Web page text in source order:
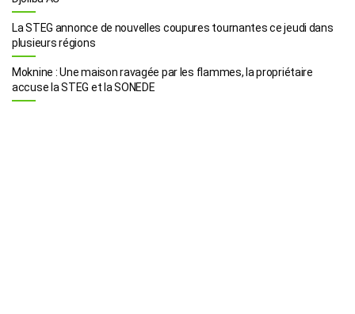
La STEG annonce de nouvelles coupures tournantes ce jeudi dans
plusieurs régions
Moknine : Une maison ravagée par les flammes, la propriétaire
accuse la STEG et la SONEDE